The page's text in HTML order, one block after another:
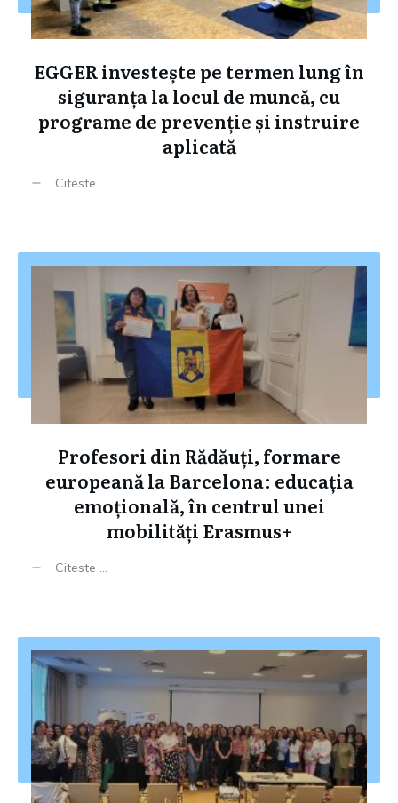
EGGER investește pe termen lung în
siguranța la locul de muncă, cu
programe de prevenție și instruire
aplicată
Citeste ...
Profesori din Rădăuți, formare
europeană la Barcelona: educația
emoțională, în centrul unei
mobilități Erasmus+
Citeste ...